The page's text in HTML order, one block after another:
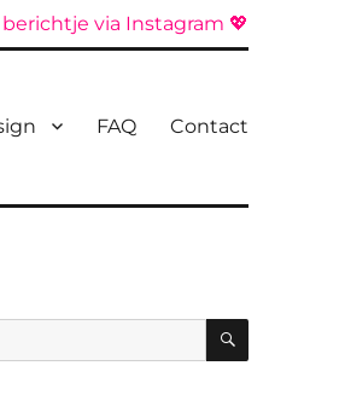
via Instagram 💖
FAQ Contact
Zoeken